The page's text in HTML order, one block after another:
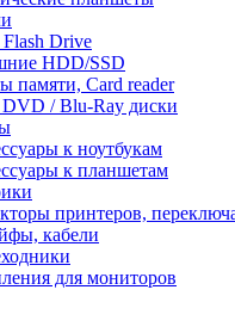
Drive
HDD/SSD
памяти, Card reader
/ Blu-Ray диски
к ноутбукам
к планшетам
принтеров,
кабели
для мониторов